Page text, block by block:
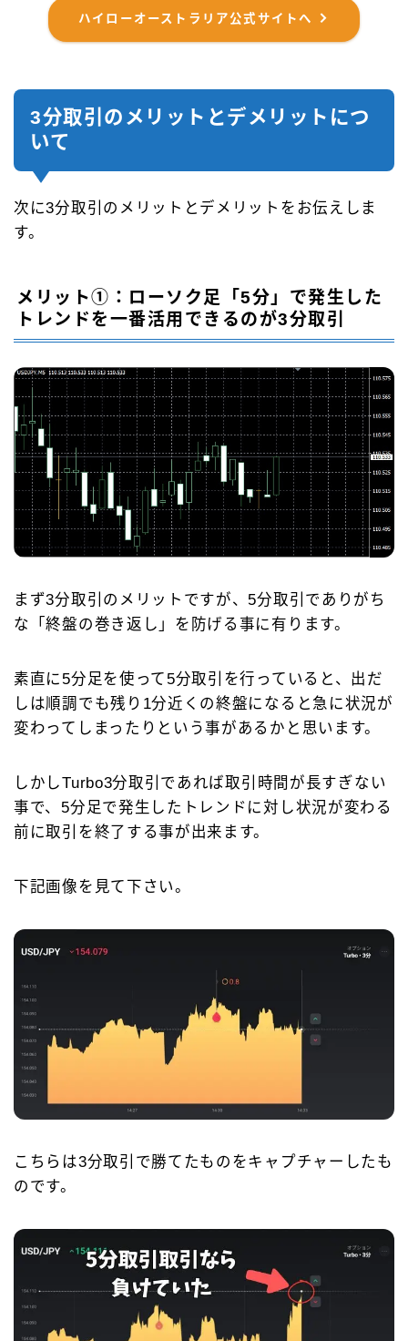
ハイローオーストラリア公式サイトへ
3分取引のメリットとデメリットにつ
いて
次に3分取引のメリットとデメリットをお伝えしま
す。
メリット①：ローソク足「5分」で発生した
トレンドを一番活用できるのが3分取引
まず3分取引のメリットですが、5分取引でありがち
な「終盤の巻き返し」を防げる事に有ります。
素直に5分足を使って5分取引を行っていると、出だ
しは順調でも残り1分近くの終盤になると急に状況が
変わってしまったりという事があるかと思います。
しかしTurbo3分取引であれば取引時間が長すぎない
事で、5分足で発生したトレンドに対し状況が変わる
前に取引を終了する事が出来ます。
下記画像を見て下さい。
こちらは3分取引で勝てたものをキャプチャーしたも
のです。